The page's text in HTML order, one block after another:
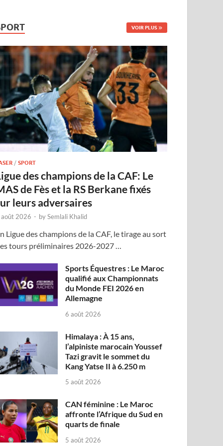
VOIR PLUS
/SPORT
des champions de la CAF: Le
de Fès et la RS Berkane fixés
leurs adversaires
2026 - bySemlali Khalid
Ligue des champions de la CAF, le tirage au sort
tours préliminaires 2026-2027 …
Sports Équestres : Le Maroc
qualifié aux Championnats
du Monde FEI 2026 en
Allemagne
6 août 2026
Himalaya : À 15 ans,
l’alpiniste marocain Youssef
Tazi gravit le sommet du
Kang Yatse II à 6.250 m
5 août 2026
CAN féminine : Le Maroc
affronte l’Afrique du Sud en
quarts de finale
5 août 2026